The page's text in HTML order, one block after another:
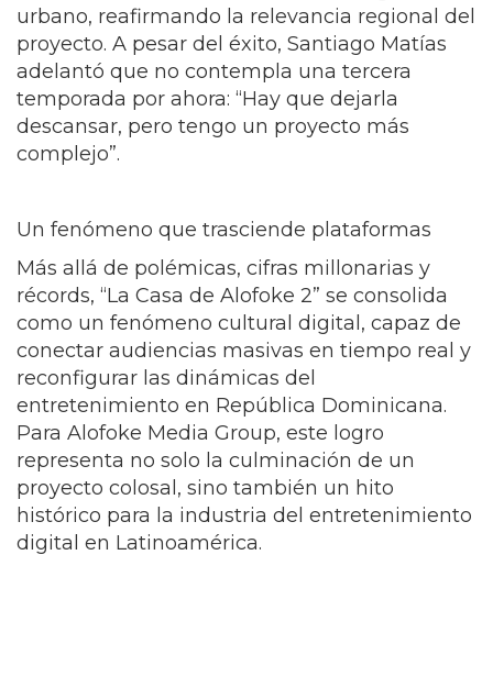
urbano, reafirmando la relevancia regional del
proyecto. A pesar del éxito, Santiago Matías
adelantó que no contempla una tercera
temporada por ahora: “Hay que dejarla
descansar, pero tengo un proyecto más
complejo”.
Un fenómeno que trasciende plataformas
Más allá de polémicas, cifras millonarias y
récords, “La Casa de Alofoke 2” se consolida
como un fenómeno cultural digital, capaz de
conectar audiencias masivas en tiempo real y
reconfigurar las dinámicas del
entretenimiento en República Dominicana.
Para Alofoke Media Group, este logro
representa no solo la culminación de un
proyecto colosal, sino también un hito
histórico para la industria del entretenimiento
digital en Latinoamérica.